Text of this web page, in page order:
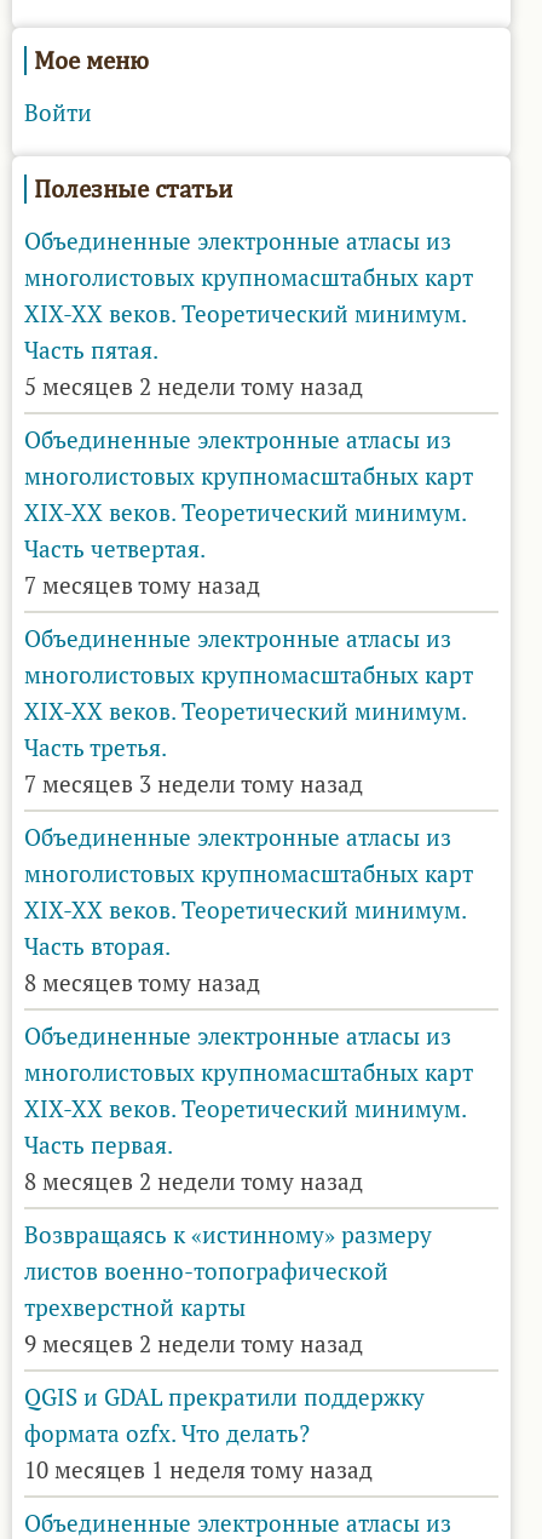
Мое меню
Войти
Полезные статьи
Объединенные электронные атласы из
многолистовых крупномасштабных карт
XIX-XX веков. Теоретический минимум.
Часть пятая.
5 месяцев 2 недели тому назад
Объединенные электронные атласы из
многолистовых крупномасштабных карт
XIX-XX веков. Теоретический минимум.
Часть четвертая.
7 месяцев тому назад
Объединенные электронные атласы из
многолистовых крупномасштабных карт
XIX-XX веков. Теоретический минимум.
Часть третья.
7 месяцев 3 недели тому назад
Объединенные электронные атласы из
многолистовых крупномасштабных карт
XIX-XX веков. Теоретический минимум.
Часть вторая.
8 месяцев тому назад
Объединенные электронные атласы из
многолистовых крупномасштабных карт
XIX-XX веков. Теоретический минимум.
Часть первая.
8 месяцев 2 недели тому назад
Возвращаясь к «истинному» размеру
листов военно-топографической
трехверстной карты
9 месяцев 2 недели тому назад
QGIS и GDAL прекратили поддержку
формата ozfx. Что делать?
10 месяцев 1 неделя тому назад
Объединенные электронные атласы из